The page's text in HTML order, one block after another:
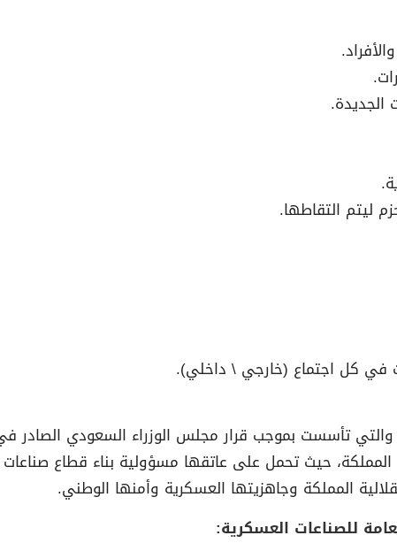
الجديدة.
ليتم التقاطها.
في كل اجتماع (خارجي \ داخلي).
حيث تحمل على عاتقها مسؤولية بناء قطاع
المملكة وجاهزيتها العسكرية وأمنها الوطني.
للصناعات العسكرية: